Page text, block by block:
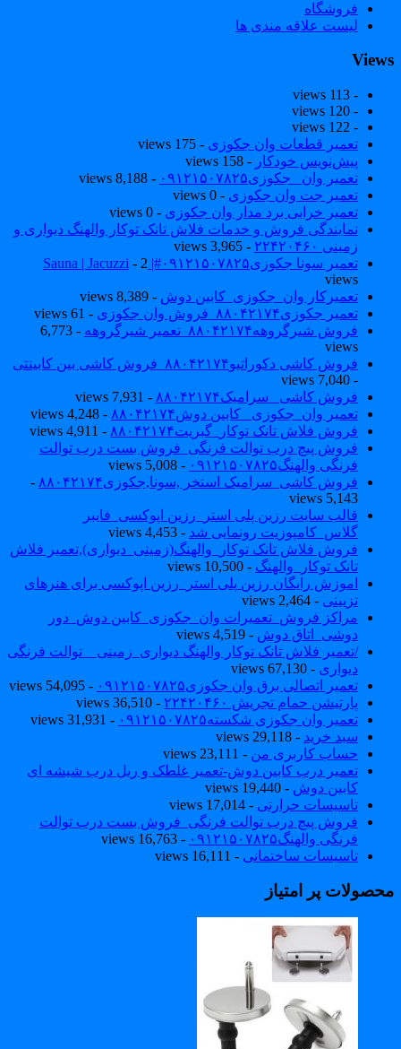
فروشگاه
لیست علاقه مندی ها
- 113 views
- 120 views
- 122 views
تعمیر قطعات وان جکوزی - 175 views
پیش‌نویس خودکار- 158 views
تعمیر وان _جکوزی۰۹۱۲۱۵۰۷۸۲۵
- 8,188 views
تعمیر جت وان جکوزی - 0 views
تعمیر خرابی برد مدار وان جکوزی - 0 views
نمایندگی فروش و خدمات فلاش تانک توکار والهنگ دیواری و
زمینی ۲۲۴۲۰۴۶۰
- 3,965 views
تعمیر سونا جکوزی۰۹۱۲۱۵۰۷۸۲۵#| Sauna | Jacuzzi
- 2
views
تعمیرکار وان_جکوزی_کابین دوش- 8,389 views
تعمیر جکوزی۸۸۰۴۲۱۷۴_فروش وان جکوزی
- 61 views
فروش شیرگروهه۸۸۰۴۲۱۷۴_تعمیر شیرگروهه
- 6,773
views
فروش کاشی دکوراتیو۸۸۰۴۲۱۷۴_فروش کاشی بین کابینتی
فروش کاشی _سرامیک۸۸۰۴۲۱۷۴
- 7,931 views
تعمیر وان_جکوزی_ کابین دوش۸۸۰۴۲۱۷۴
- 4,248 views
فروش فلاش تانک توکار_گبریت۸۸۰۴۲۱۷۴
- 4,911 views
فروش پیچ درب توالت فرنگی_فروش بست درب توالت
فرنگی والهنگ۰۹۱۲۱۵۰۷۸۲۵
- 5,008 views
فروش کاشی_سرامیک استخر ,سونا,جکوزی۸۸۰۴۲۱۷۴
-
5,143 views
قالب سایت رزین پلی استر_رزین اپوکسی_فایبر
گلاس_کامپوزیت رونمایی شد- 4,453 views
فروش فلاش تانک توکار_والهنگ(زمینی_دیواری),تعمیر فلاش
تانک توکار_والهنگ- 10,500 views
اموزش رایگان رزین پلی استر_رزین اپوکسی برای هنرهای
تزیینی- 2,464 views
مراکز فروش_تعمیرات وان_جکوزی_کابین دوش_دور
دوشی_اتاق دوش- 4,519 views
/تعمیر فلاش تانک توکار والهنگ دیواری_زمینی _ توالت فرنگی
دیواری - 67,130 views
تعمیر اتصالی برق وان جکوزی۰۹۱۲۱۵۰۷۸۲۵
- 54,095 views
پارتیشن حمام تجریش ۲۲۴۲۰۴۶۰
- 36,510 views
تعمیر وان جکوزی شکسته۰۹۱۲۱۵۰۷۸۲۵
- 31,931 views
سبد خرید - 29,118 views
حساب کاربری من- 23,111 views
تعمیر درب کابین دوش-تعمیر غلطک و ریل درب شیشه ای
کابین دوش- 19,440 views
تاسیسات حرارتی- 17,014 views
فروش پیچ درب توالت فرنگی_فروش بست درب توالت
فرنگی والهنگ۰۹۱۲۱۵۰۷۸۲۵
- 16,763 views
تاسیسات ساختمانی- 16,111 views
پر امتیاز